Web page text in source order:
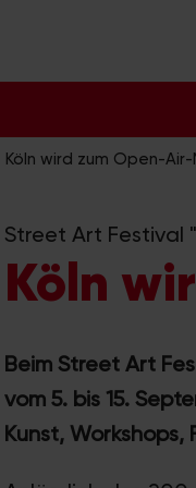
Köln wird zum Open-Air-
Street Art Festival
Köln
Beim Street Art
vom 5. bis 15.
Kunst, Workshops,